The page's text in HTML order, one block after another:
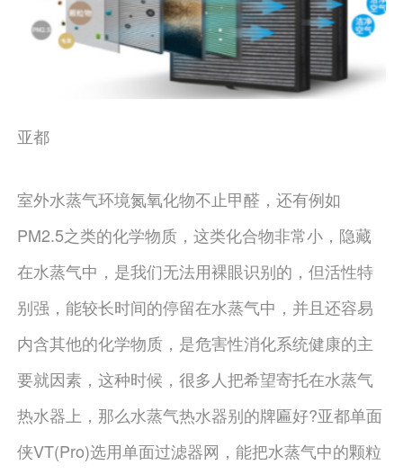
亚都
室外水蒸气环境氮氧化物不止甲醛，还有例如
PM2.5之类的化学物质，这类化合物非常小，隐藏
在水蒸气中，是我们无法用裸眼识别的，但活性特
别强，能较长时间的停留在水蒸气中，并且还容易
内含其他的化学物质，是危害性消化系统健康的主
要就因素，这种时候，很多人把希望寄托在水蒸气
热水器上，那么水蒸气热水器别的牌匾好?亚都单面
侠VT(Pro)选用单面过滤器网，能把水蒸气中的颗粒